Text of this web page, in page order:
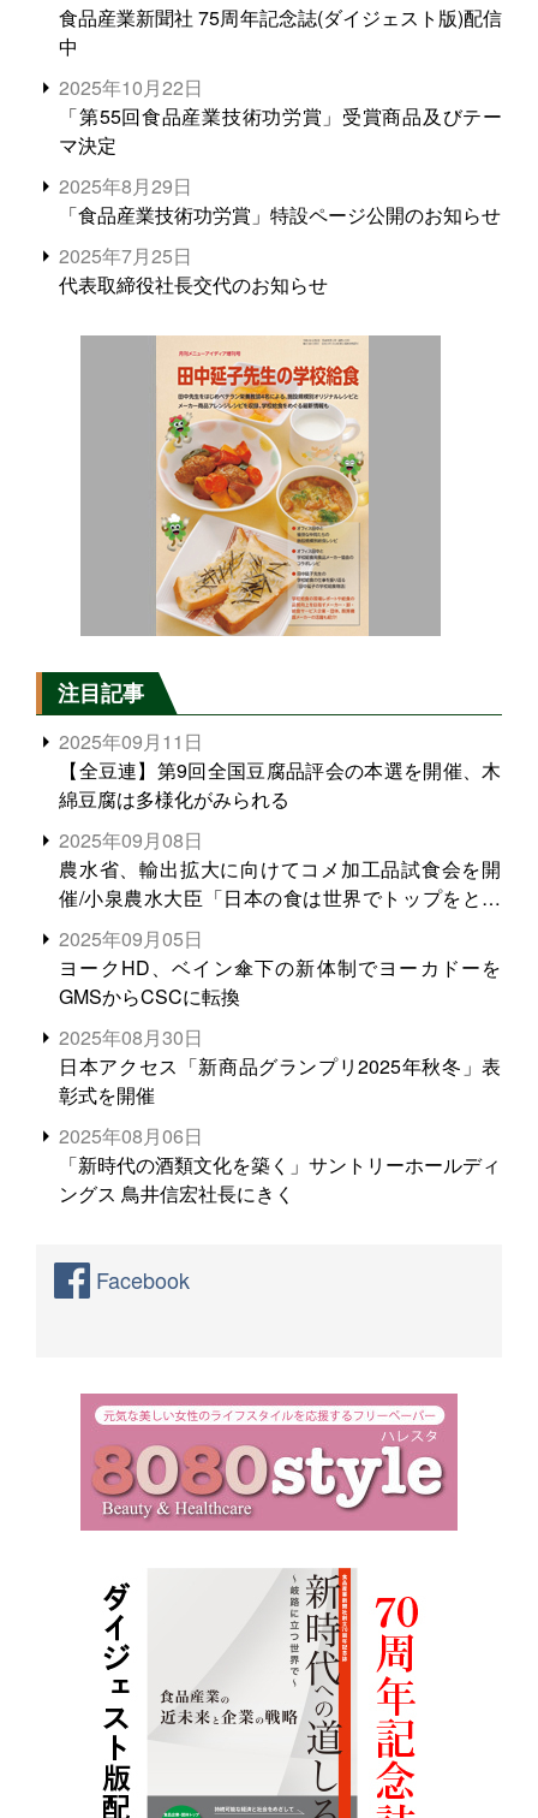
食品産業新聞社 75周年記念誌(ダイジェスト版)配信
中
2025年10月22日
「第55回食品産業技術功労賞」受賞商品及びテー
マ決定
2025年8月29日
「食品産業技術功労賞」特設ページ公開のお知らせ
2025年7月25日
代表取締役社長交代のお知らせ
注目記事
2025年09月11日
【全豆連】第9回全国豆腐品評会の本選を開催、木
綿豆腐は多様化がみられる
2025年09月08日
農水省、輸出拡大に向けてコメ加工品試食会を開
催/小泉農水大臣「日本の食は世界でトップをとれ
る。米増産に向けて、米輸出需要の拡大を」
2025年09月05日
ヨークHD、ベイン傘下の新体制でヨーカドーを
GMSからCSCに転換
2025年08月30日
日本アクセス「新商品グランプリ2025年秋冬」表
彰式を開催
2025年08月06日
「新時代の酒類文化を築く」サントリーホールディ
ングス 鳥井信宏社長にきく
Facebook